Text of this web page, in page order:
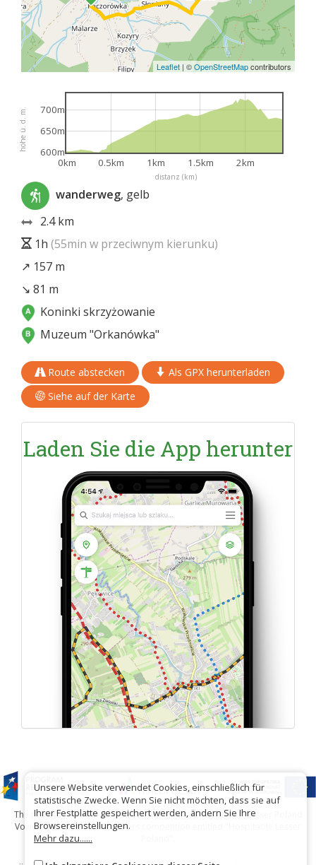
Leaflet | ©OpenStreetMapcontributors
distanz (km)
höhe ü. d. m.
0km 0.5km 1km 1.5km 2km
600m
650m
700m
wanderweg, gelb
2.4 km
1h (55min w przeciwnym kierunku)
↗ 157 m
↘ 81 m
Koninki skrzyżowanie
Muzeum "Orkanówka"
Route abstecken
Als GPX herunterladen
Siehe auf der Karte
Laden Sie die App herunter
The project has been carried out with financial support of Lesser Poland
Voivodship within tourist offers competition entitled "Hospitable Lesser
Unsere Website verwendet Cookies, einschließlich für
statistische Zwecke. Wenn Sie nicht möchten, dass sie auf
Ihrer Festplatte gespeichert werden, ändern Sie Ihre
Browsereinstellungen.
Mehr dazu......